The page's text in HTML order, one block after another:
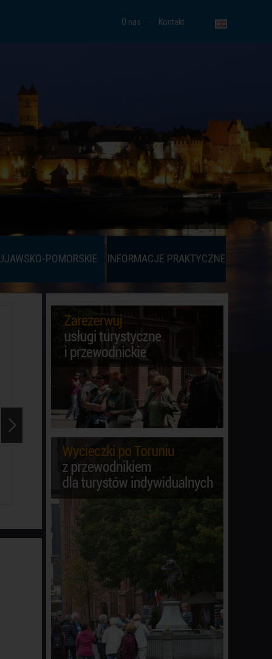
O nas Kontakt
POMORSKIE INFORMACJE PRAKTYCZNE
Katedra Świętojańska